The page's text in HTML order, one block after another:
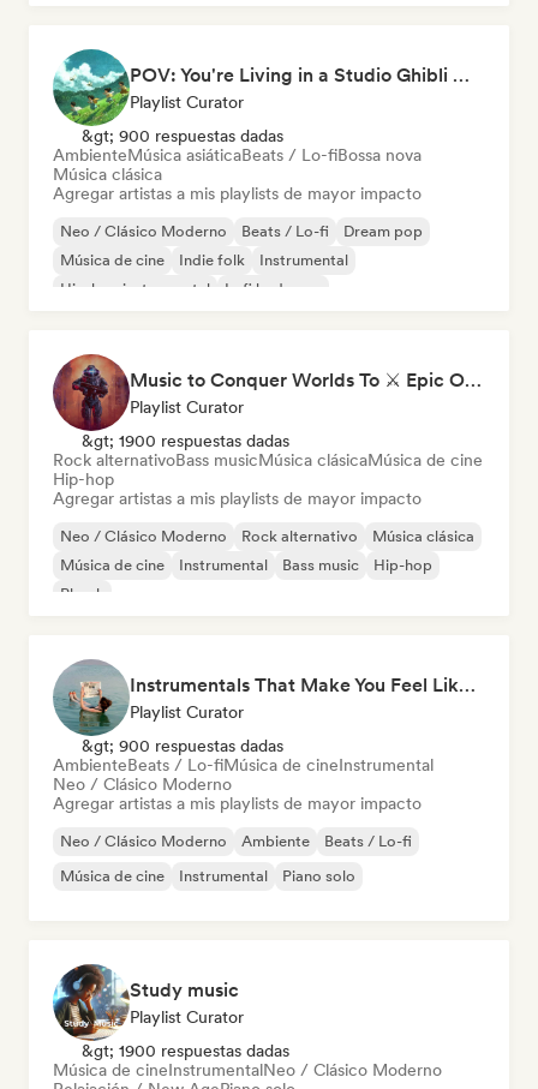
POV: You're Living in a Studio Ghibli Movie 🌱 Neo-Classical Piano & Dream Pop
Playlist Curator
&gt; 900 respuestas dadas
AmbienteMúsica asiáticaBeats / Lo-fiBossa nova
Música clásica
Agregar artistas a mis playlists de mayor impacto
Neo / Clásico Moderno Beats / Lo-fi
Dream pop
Música de cine
Indie folk
Instrumental
Hip-hop instrumental
Lofi bedroom
Music to Conquer Worlds To ⚔️ Epic Orchestral, Cinematic & Trailer Music
Playlist Curator
&gt; 1900 respuestas dadas
Rock alternativoBass musicMúsica clásicaMúsica de cine
Hip-hop
Agregar artistas a mis playlists de mayor impacto
Neo / Clásico Moderno Rock alternativo
Música clásica
Música de cine
Instrumental Bass music
Hip-hop
Phonk
Instrumentals That Make You Feel Like Floating
Playlist Curator
&gt; 900 respuestas dadas
AmbienteBeats / Lo-fiMúsica de cineInstrumental
Neo / Clásico Moderno
Agregar artistas a mis playlists de mayor impacto
Neo / Clásico Moderno Ambiente
Beats / Lo-fi
Música de cine
Instrumental Piano solo
Study music
Playlist Curator
&gt; 1900 respuestas dadas
Música de cineInstrumentalNeo / Clásico Moderno